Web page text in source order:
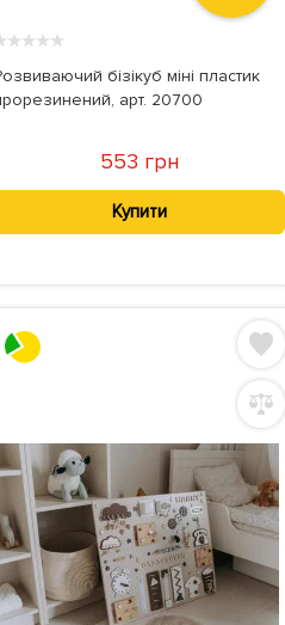
★★★★
бізікуб міні пластик
арт. 20700
553 грн
Купити